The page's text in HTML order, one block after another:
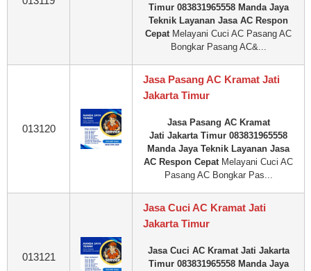
Timur 083831965558 Manda Jaya
Teknik Layanan Jasa AC Respon
Cepat Melayani Cuci AC Pasang AC
Bongkar Pasang AC&...
013120
Jasa Pasang AC Kramat Jati
Jakarta Timur
Jasa Pasang AC Kramat
Jati Jakarta Timur 083831965558
Manda Jaya Teknik Layanan Jasa
AC Respon Cepat Melayani Cuci AC
Pasang AC Bongkar Pas...
013121
Jasa Cuci AC Kramat Jati
Jakarta Timur
Jasa Cuci AC Kramat Jati Jakarta
Timur 083831965558 Manda Jaya